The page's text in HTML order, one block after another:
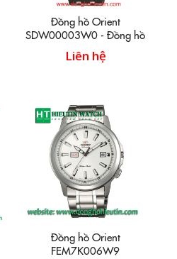
Đồng hồ Orient
SDW00003W0 - Đồng hồ
dây inox HT32
Liên hệ
Đồng hồ Orient
FEM7K006W9